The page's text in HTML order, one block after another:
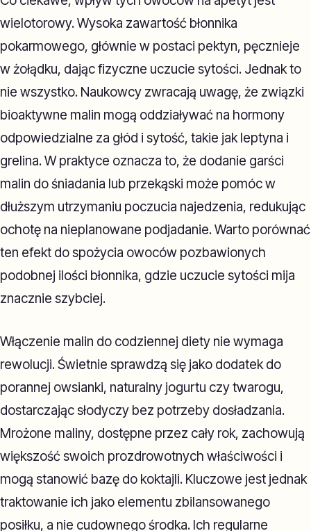
wielotorowy. Wysoka zawartość błonnika
pokarmowego, głównie w postaci pektyn, pęcznieje
w żołądku, dając fizyczne uczucie sytości. Jednak to
nie wszystko. Naukowcy zwracają uwagę, że związki
bioaktywne malin mogą oddziaływać na hormony
odpowiedzialne za głód i sytość, takie jak leptyna i
grelina. W praktyce oznacza to, że dodanie garści
malin do śniadania lub przekąski może pomóc w
dłuższym utrzymaniu poczucia najedzenia, redukując
ochotę na nieplanowane podjadanie. Warto porównać
ten efekt do spożycia owoców pozbawionych
podobnej ilości błonnika, gdzie uczucie sytości mija
znacznie szybciej.
Włączenie malin do codziennej diety nie wymaga
rewolucji. Świetnie sprawdzą się jako dodatek do
porannej owsianki, naturalny jogurtu czy twarogu,
dostarczając słodyczy bez potrzeby dosładzania.
Mrożone maliny, dostępne przez cały rok, zachowują
większość swoich prozdrowotnych właściwości i
mogą stanowić bazę do koktajli. Kluczowe jest jednak
traktowanie ich jako elementu zbilansowanego
posiłku, a nie cudownego środka. Ich regularne